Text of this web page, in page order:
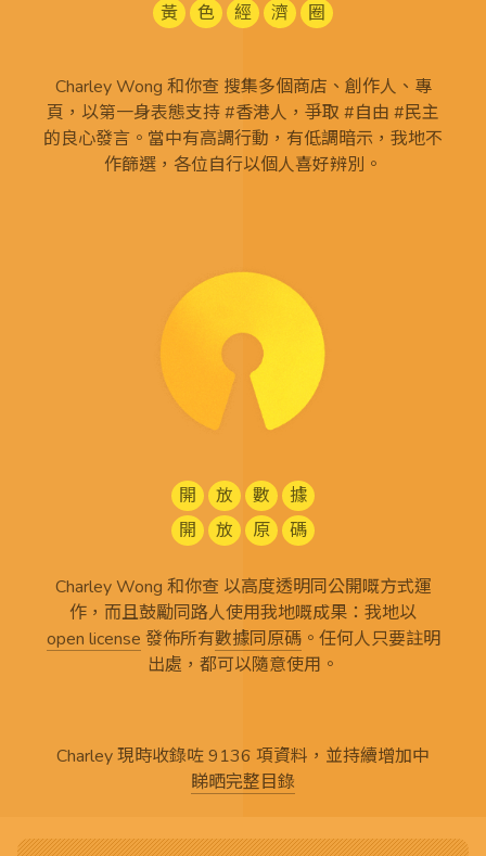
黃 色 經 濟 圈
Charley Wong 和你查 搜集多個商店、創作人、專
頁，以第一身表態支持 #香港人，爭取 #自由 #民主
的良心發言。當中有高調行動，有低調暗示，我地不
作篩選，各位自行以個人喜好辨別。
開 放 數
據
開
放 原 碼
Charley Wong 和你查 以高度透明同公開嘅方式運
作，而且鼓勵同路人使用我地嘅成果：我地以
open license 發佈所有數據同原碼。任何人只要註明
出處，都可以隨意使用。
Charley 現時收錄咗 9136 項資料，並持續增加中
睇晒完整目錄